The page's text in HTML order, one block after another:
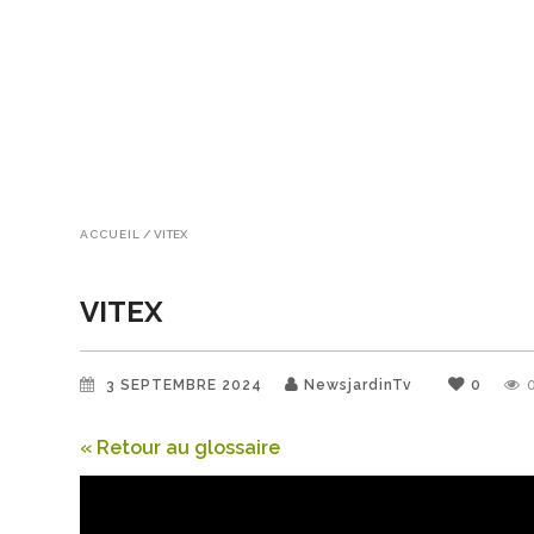
ACCUEIL / VITEX
VITEX
3 SEPTEMBRE 2024 NewsjardinTv 0 0
« Retour au glossaire